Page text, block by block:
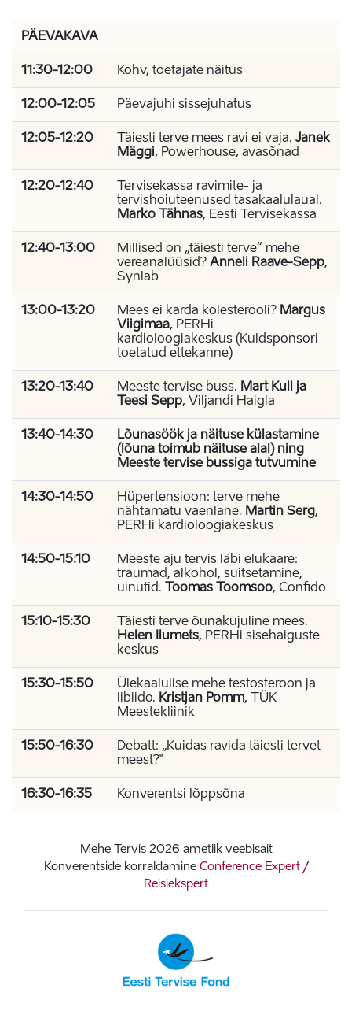
PÄEVAKAVA
11:30-12:00 Kohv, toetajate näitus
12:00-12:05 Päevajuhi sissejuhatus
12:05-12:20 Täiesti terve mees ravi ei vaja. Janek
Mäggi, Powerhouse, avasõnad
12:20-12:40
Tervisekassa ravimite- ja
tervishoiuteenused tasakaalulaual.
Marko Tähnas, Eesti Tervisekassa
12:40-13:00
Millised on „täiesti terve“ mehe
vereanalüüsid? Anneli Raave-Sepp,
Synlab
13:00-13:20 Mees ei karda kolesterooli? Margus
Viigimaa, PERHi
kardioloogiakeskus (Kuldsponsori
toetatud ettekanne)
13:20-13:40 Meeste tervise buss. Mart Kull ja
Teesi Sepp, Viljandi Haigla
13:40-14:30
Lõunasöök ja näituse külastamine
(lõuna toimub näituse alal) ning
Meeste tervise bussiga tutvumine
14:30-14:50
Hüpertensioon: terve mehe
nähtamatu vaenlane. Martin Serg,
PERHi kardioloogiakeskus
14:50-15:10
Meeste aju tervis läbi elukaare:
traumad, alkohol, suitsetamine,
uinutid.
Toomas Toomsoo, Confido
15:10-15:30
Täiesti terve õunakujuline mees.
Helen Ilumets, PERHi sisehaiguste
keskus
15:30-15:50
Ülekaalulise mehe testosteroon ja
libiido. Kristjan Pomm, TÜK
Meestekliinik
15:50-16:30
Debatt: „Kuidas ravida täiesti tervet
meest?"
16:30-16:35 Konverentsi lõppsõna
Mehe Tervis 2026 ametlik veebisait
Konverentside korraldamine Conference Expert /
Reisiekspert